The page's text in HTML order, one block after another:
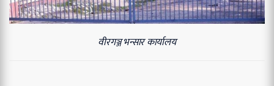
वीरगञ्ज भन्सार कार्यालय